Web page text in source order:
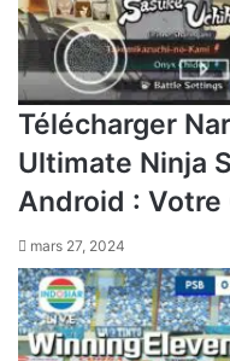
Télécharger
Ultimate Ninja
Android : Votre
mars 27, 2024